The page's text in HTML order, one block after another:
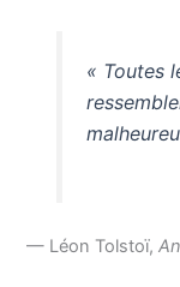
« Toutes
— Léon Tolstoï,